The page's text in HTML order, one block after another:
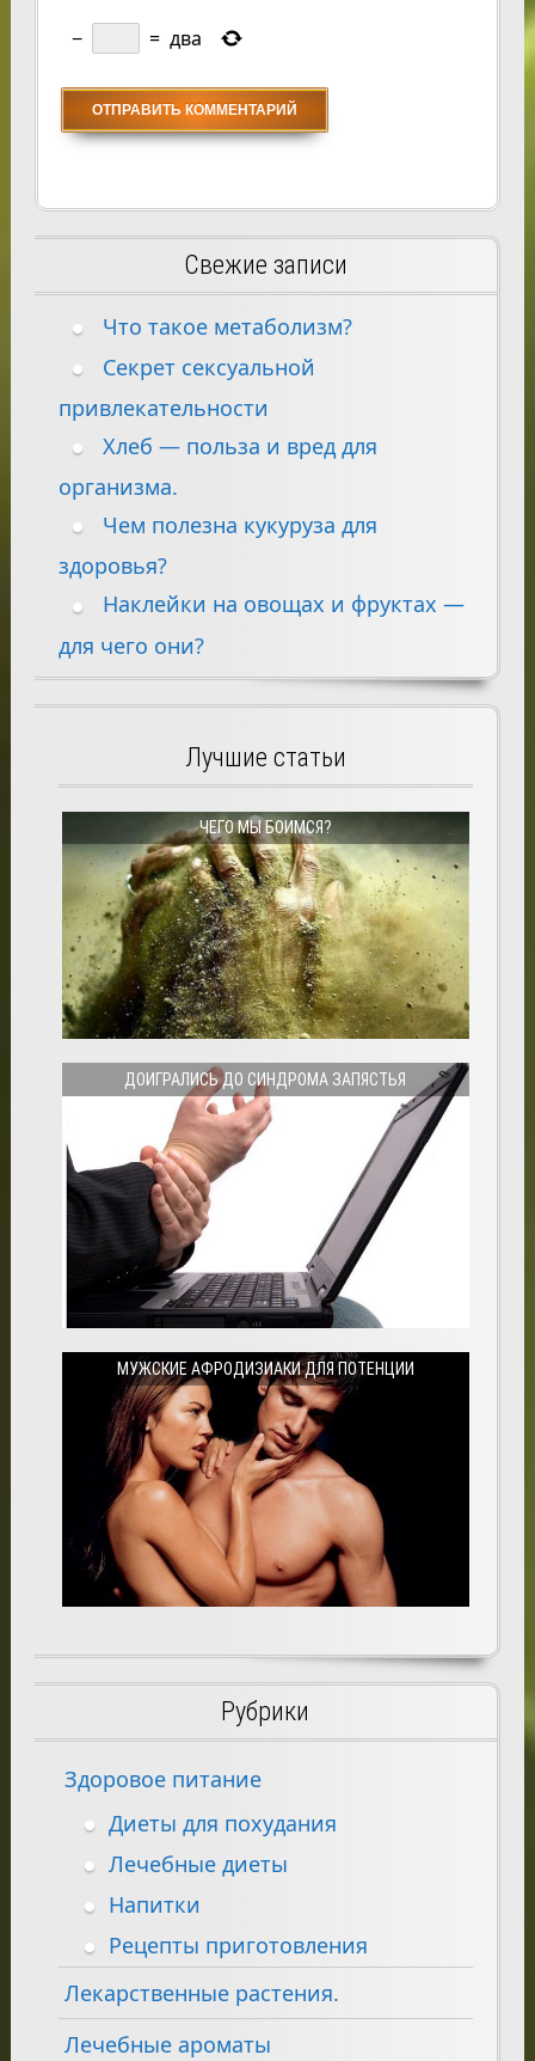
− = два
Свежие записи
Что такое метаболизм?
Секрет сексуальной
привлекательности
Хлеб — польза и вред для
организма.
Чем полезна кукуруза для
здоровья?
Наклейки на овощах и фруктах —
для чего они?
Лучшие статьи
ЧЕГО МЫ БОИМСЯ?
ДОИГРАЛИСЬ ДО СИНДРОМА ЗАПЯСТЬЯ
МУЖСКИЕ АФРОДИЗИАКИ ДЛЯ ПОТЕНЦИИ
Рубрики
Здоровое питание
Диеты для похудания
Лечебные диеты
Напитки
Рецепты приготовления
Лекарственные растения.
Лечебные ароматы